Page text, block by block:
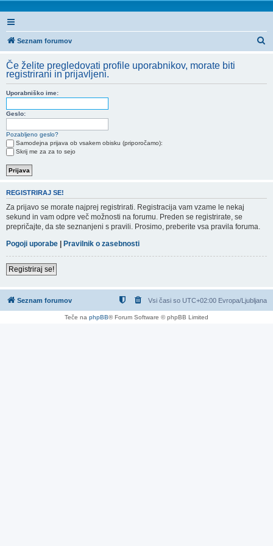
Seznam forumov
a
Če želite pregledovati profile uporabnikov, morate biti
registrirani in prijavljeni.
Uporabniško ime:
Geslo:
Pozabljeno geslo?
Samodejna prijava ob vsakem obisku (priporočamo):
Skrij me za za to sejo
REGISTRIRAJ SE!
Za prijavo se morate najprej registrirati. Registracija vam vzame le nekaj
sekund in vam odpre več možnosti na forumu. Preden se registrirate, se
prepričajte, da ste seznanjeni s pravili. Prosimo, preberite vsa pravila foruma.
Pogoji uporabe | Pravilnik o zasebnosti
Registriraj se!
Seznam forumov Vsi časi so UTC+02:00 Evropa/Ljubljana
Teče na phpBB® Forum Software © phpBB Limited